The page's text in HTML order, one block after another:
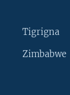
Tigrigna
Zimbabwe